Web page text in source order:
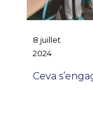
8 juillet
2024
Ceva